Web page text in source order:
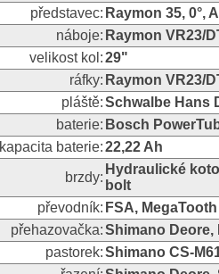
představec: Raymon 35, 0°,
náboje: Raymon VR23/
velikost kol:29"
ráfky: Raymon VR23/
pláště:Schwalbe Hans
baterie: Bosch
kapacita baterie:22,22 Ah
brzdy:
Hydraulické
bolt
převodník: FSA,
přehazovačka:Shimano Deore,
pastorek:Shimano CS-